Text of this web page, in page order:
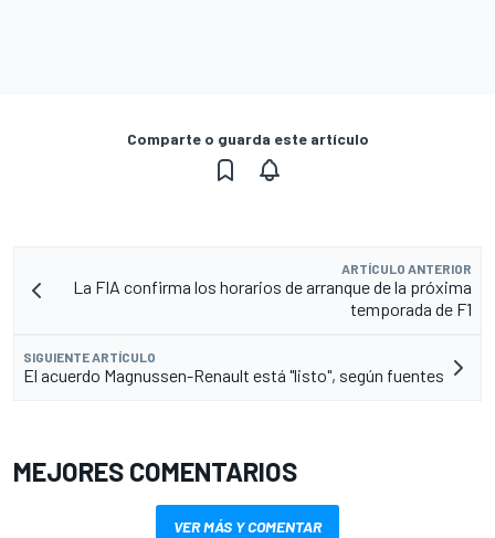
Comparte o guarda este artículo
ARTÍCULO ANTERIOR
La FIA confirma los horarios de arranque de la próxima
temporada de F1
SIGUIENTE ARTÍCULO
El acuerdo Magnussen-Renault está "listo", según fuentes
MEJORES COMENTARIOS
VER MÁS Y COMENTAR